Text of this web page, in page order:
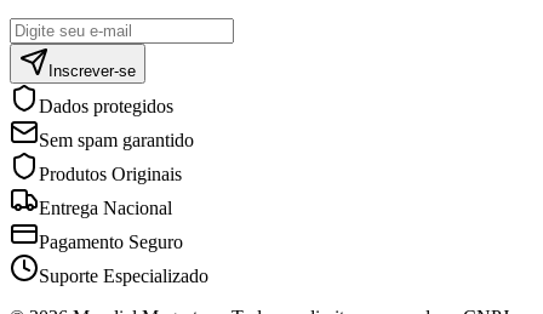
Inscrever-se
Dados protegidos
Sem spam garantido
Produtos Originais
Entrega Nacional
Pagamento Seguro
Suporte Especializado